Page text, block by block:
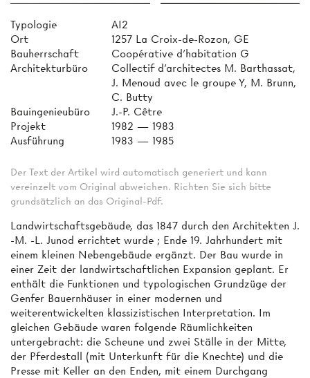
Typologie
AI2
Ort
1257 La Croix-de-Rozon, GE
Bauherrschaft
Coopérative d'habitation G
Architekturbüro
Collectif d'architectes M. Barthassat,
J. Menoud avec le groupe Y, M. Brunn,
C. Butty
Bauingenieubüro
J.-P. Cêtre
Projekt
1982 — 1983
Ausführung
1983 — 1985
Der Text der Artikel wird automatisch generiert und kann
vereinzelt vom Original abweichen. Richten Sie sich bitte
grundsätzlich an das Original-Pdf.
Landwirtschaftsgebäude, das 1847 durch den Architekten J.
-M. -L. Junod errichtet wurde ; Ende 19. Jahrhundert mit
einem kleinen Nebengebäude ergänzt. Der Bau wurde in
einer Zeit der landwirtschaftlichen Expansion geplant. Er
enthält die Funktionen und typologischen Grundzüge der
Genfer Bauernhäuser in einer modernen und
weiterentwickelten klassizistischen Interpretation. Im
gleichen Gebäude waren folgende Räumlichkeiten
untergebracht: die Scheune und zwei Ställe in der Mitte,
der Pferdestall (mit Unterkunft für die Knechte) und die
Presse mit Keller an den Enden, mit einem Durchgang